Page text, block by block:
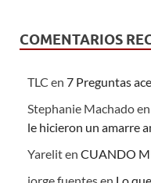
COMENTARIOS
TLC en 7 Preguntas
Stephanie Machadoen
le hicieron un amarre
Yareliten CUANDO
jorge fuentes en Lo